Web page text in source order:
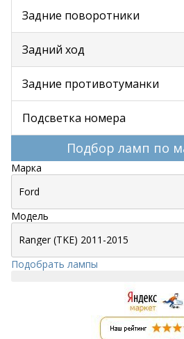
Задние поворотники
Задний ход
Задние противотуманки
Подсветка номера
Подбор ламп по
Марка
Модель
Подобрать лампы